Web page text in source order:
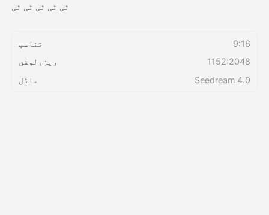
API
ٹی ٹی ٹی ٹی ٹی
تناسب
9:16
ریزولوشن
1152:2048
ماڈل
Seedream 4.0